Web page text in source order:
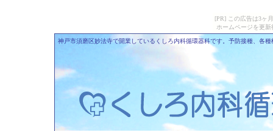
[PR] この広告は3ヶ
ホームページを更
神戸市須磨区妙法寺で開業しているくしろ内科循環器科です。予防接種、各